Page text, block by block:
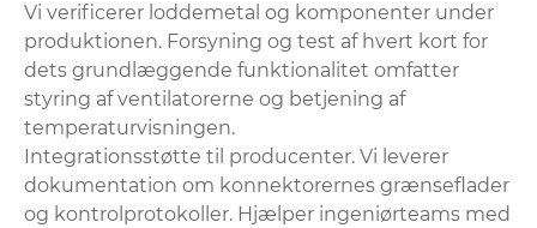
Vi verificerer loddemetal og komponenter under
produktionen. Forsyning og test af hvert kort for
dets grundlæggende funktionalitet omfatter
styring af ventilatorerne og betjening af
temperaturvisningen.
Integrationsstøtte til producenter. Vi leverer
dokumentation om konnektorernes grænseflader
og kontrolprotokoller. Hjælper ingeniørteams med